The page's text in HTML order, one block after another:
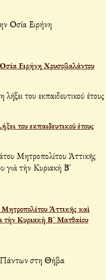
Ειρήνη Χρυσοβαλάντου
του εκπαιδευτικού έτους
Ἀττικῆς καὶ
τὴν Κυριακὴ Β´ Ματθαίου